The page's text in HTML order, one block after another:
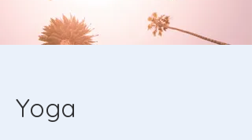
Yoga